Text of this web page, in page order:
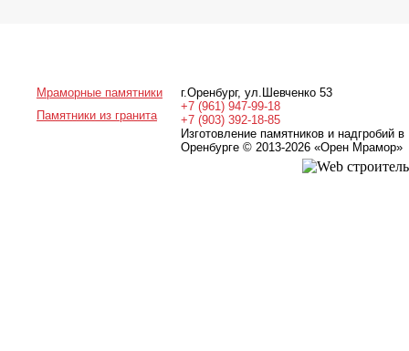
Мраморные памятники
Памятники из гранита
г.Оренбург, ул.Шевченко 53
+7 (961) 947-99-18
+7 (903) 392-18-85
Изготовление памятников и надгробий в
Оренбурге © 2013-2026 «Орен Мрамор»